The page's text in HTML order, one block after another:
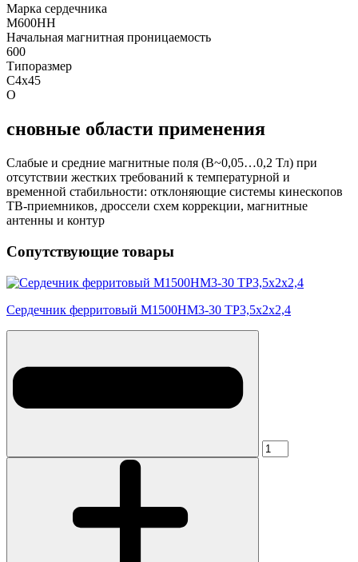
Марка сердечника
М600НН
Начальная магнитная проницаемость
600
Типоразмер
С4х45
О
сновные области применения
Слабые и средние магнитные поля (В~0,05…0,2 Тл) при
отсутствии жестких требований к температурной и
временной стабильности: отклоняющие системы кинескопов
ТВ-приемников, дроссели схем коррекции, магнитные
антенны и контур
Сопутствующие товары
Сердечник ферритовый М1500НМ3-30 ТР3,5х2х2,4